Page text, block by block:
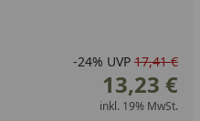
eingeben
um eins erhöhen
-24% UVP 17,41 €
13,23 €
inkl. 19% MwSt.